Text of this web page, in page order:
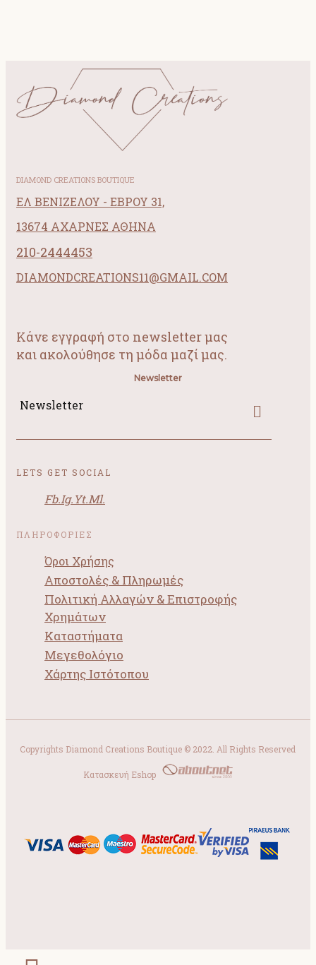
DIAMOND CREATIONS BOUTIQUE
ΕΛ ΒΕΝΙΖΕΛΟΥ - ΕΒΡΟΥ 31,
13674 ΑΧΑΡΝΕΣ ΑΘΗΝΑ
210-2444453
DIAMONDCREATIONS11@GMAIL.COM
Κάνε εγγραφή στο newsletter μας
και ακολούθησε τη μόδα μαζί μας.
Newsletter
Newsletter
LETS GET SOCIAL
Fb.Ig.Yt.Ml.
ΠΛΗΡΟΦΟΡΙΕΣ
Όροι Χρήσης
Αποστολές & Πληρωμές
Πολιτική Αλλαγών & Επιστροφής
Χρημάτων
Καταστήματα
Μεγεθολόγιο
Χάρτης Ιστότοπου
Copyrights Diamond Creations Boutique © 2022. All Rights Reserved
Κατασκευή Eshop